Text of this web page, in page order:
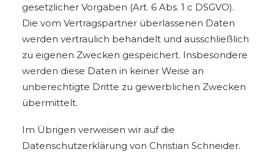
gesetzlicher Vorgaben (Art. 6 Abs. 1 c DSGVO).
Die vom Vertragspartner überlassenen Daten
werden vertraulich behandelt und ausschließlich
zu eigenen Zwecken gespeichert. Insbesondere
werden diese Daten in keiner Weise an
unberechtigte Dritte zu gewerblichen Zwecken
übermittelt.
Im Übrigen verweisen wir auf die
Datenschutzerklärung von Christian Schneider.